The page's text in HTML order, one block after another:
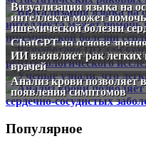
Визуализация языка на
интеллекта может
ишемической болезни
ChatGPT на основе
интерпретации
ИИ выявляет рак легких
врачей
Анализ крови позволяет
появления симптомов
Популярное